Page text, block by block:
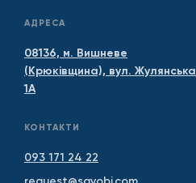
АДРЕСА
08136, м. Вишневе
(Крюківщина), вул. Жулянська
1А
КОНТАКТИ
093 171 24 22